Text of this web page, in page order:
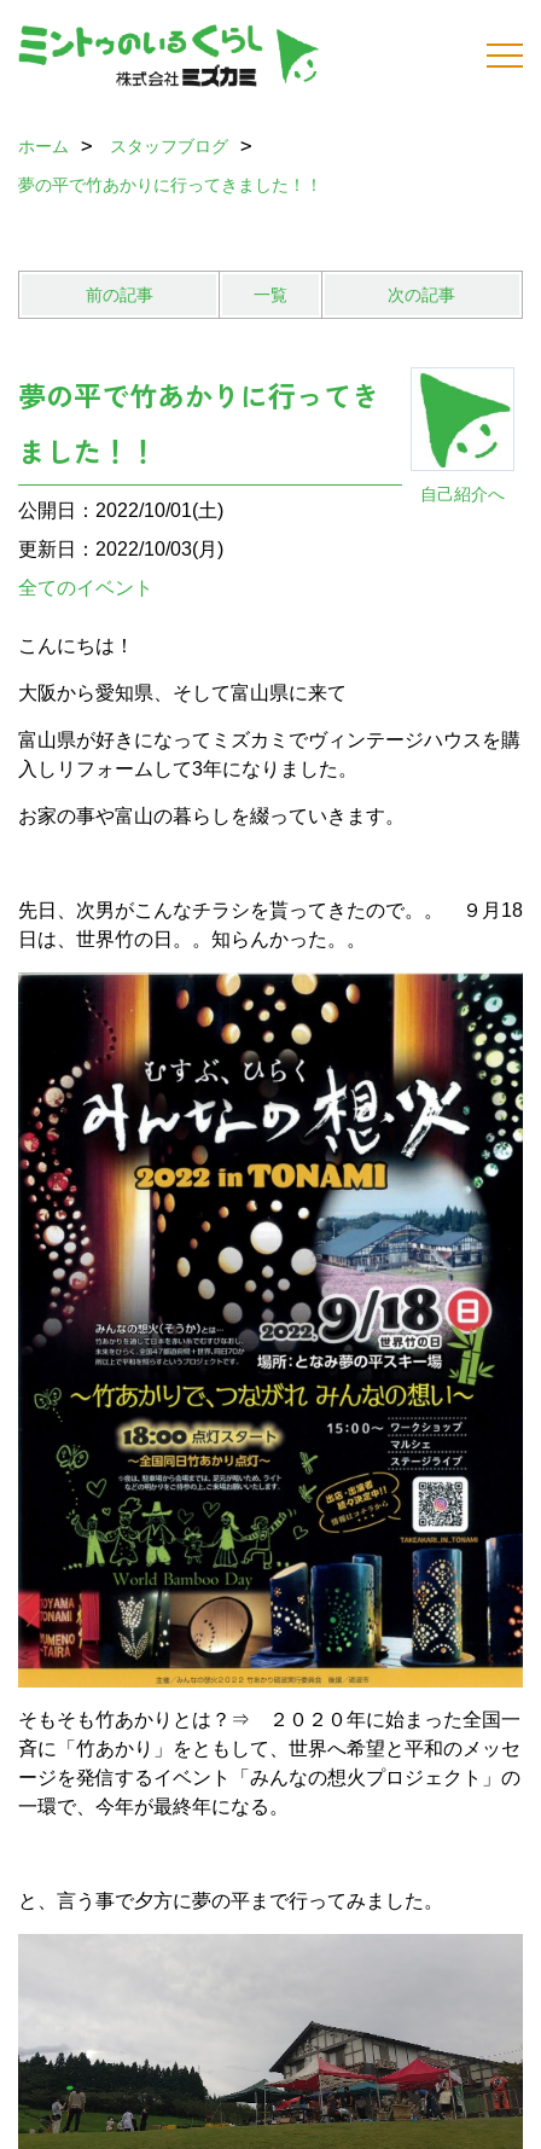
ホーム
スタッフブログ
夢の平で竹あかりに行ってきました！！
前の記事 一覧 次の記事
自己紹介へ
夢の平で竹あかりに行ってき
ました！！
公開日：2022/10/01(土)
更新日：2022/10/03(月)
全てのイベント
こんにちは！
大阪から愛知県、そして富山県に来て
富山県が好きになってミズカミでヴィンテージハウスを購
入しリフォームして3年になりました。
お家の事や富山の暮らしを綴っていきます。
先日、次男がこんなチラシを貰ってきたので。。 ９月18
日は、世界竹の日。。知らんかった。。
そもそも竹あかりとは？⇒ ２０２０年に始まった全国一
斉に「竹あかり」をともして、世界へ希望と平和のメッセ
ージを発信するイベント「みんなの想火プロジェクト」の
一環で、今年が最終年になる。
と、言う事で夕方に夢の平まで行ってみました。